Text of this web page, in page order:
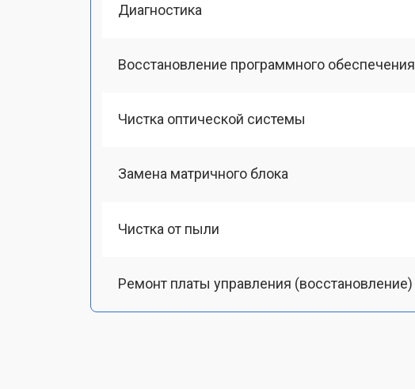
Диагностика
Восстановление программного обеспечения
Чистка оптической системы
Замена матричного блока
Чистка от пыли
Ремонт платы управления (восстановление)